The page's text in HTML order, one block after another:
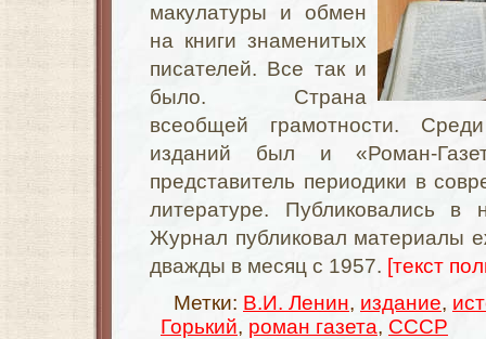
макулатуры и обмен
на книги знаменитых
писателей. Все так и
было. Страна
всеобщей грамотности.
изданий был и «Роман-
представитель периодики в
литературе. Публиковались
Журнал публиковал материалы
дважды в месяц с 1957. [текст
Метки: В.И. Ленин, издание,
Горький, роман газета, СССР